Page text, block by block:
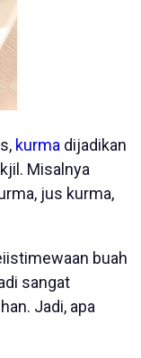
kurma dijadikan
Misalnya
jus kurma,
buah
sangat
Jadi, apa